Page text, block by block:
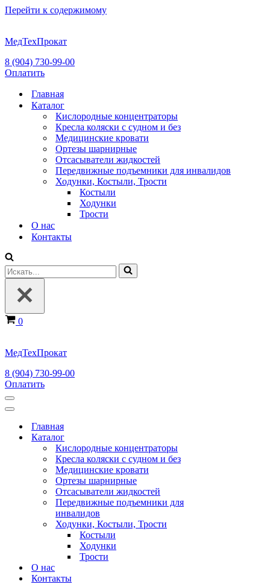
Перейти к содержимому
МедТехПрокат
8 (904) 730-99-00
Оплатить
Главная
Каталог
Кислородные концентраторы
Кресла коляски с судном и без
Медицинские кровати
Ортезы шарнирные
Отсасыватели жидкостей
Передвижные подъемники для инвалидов
Ходунки, Костыли, Трости
Костыли
Ходунки
Трости
О нас
Контакты
Искать...
Корзина
0
МедТехПрокат
8 (904) 730-99-00
Оплатить
Меню
навигации
Меню
навигацииГлавная
Каталог
Кислородные концентраторы
Кресла коляски с судном и без
Медицинские кровати
Ортезы шарнирные
Отсасыватели жидкостей
Передвижные подъемники для
инвалидов
Ходунки, Костыли, Трости
Костыли
Ходунки
Трости
О нас
Контакты